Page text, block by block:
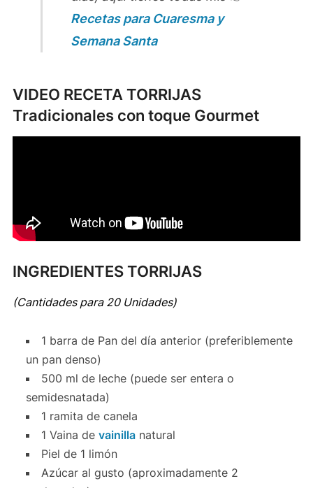
Recetas para Cuaresma y
Semana Santa
VIDEO RECETA TORRIJAS
Tradicionales con toque Gourmet
INGREDIENTES TORRIJAS
(Cantidades para 20 Unidades)
1 barra de Pan del día anterior (preferiblemente
un pan denso)
500 ml de leche (puede ser entera o
semidesnatada)
1 ramita de canela
1 Vaina devainilla natural
Piel de 1 limón
Azúcar al gusto (aproximadamente 2